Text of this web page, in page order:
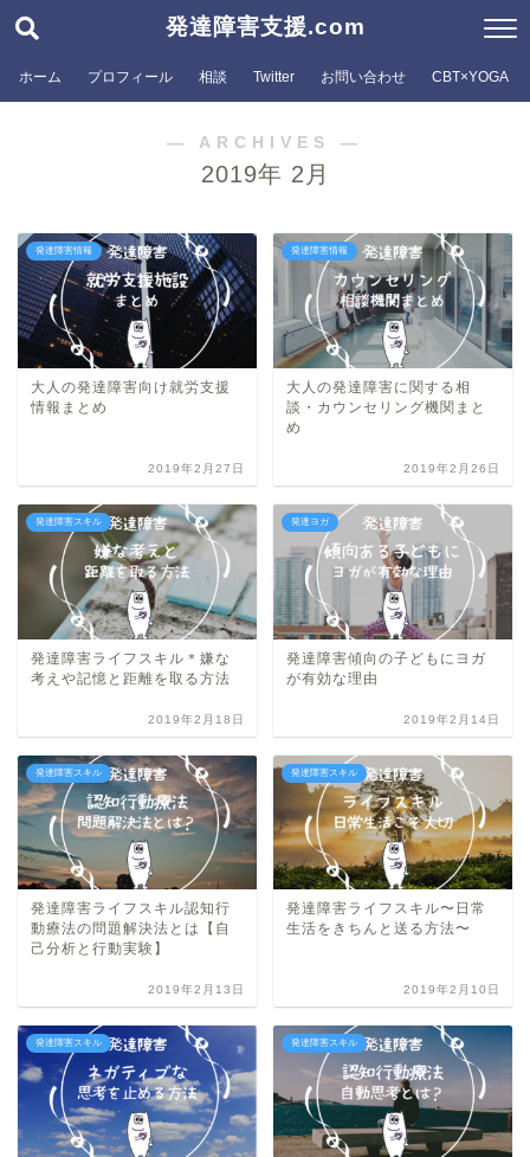
発達障害支援.com
ホーム プロフィール 相談 Twitter お問い合わせ CBT×YOGA
― ARCHIVES ―
2019年 2月
発達障害情報
大人の発達障害向け就労支援
情報まとめ
2019年2月27日
発達障害情報
大人の発達障害に関する相
談・カウンセリング機関まと
め
2019年2月26日
発達障害スキル
発達障害ライフスキル＊嫌な
考えや記憶と距離を取る方法
2019年2月18日
発達ヨガ
発達障害傾向の子どもにヨガ
が有効な理由
2019年2月14日
発達障害スキル
発達障害ライフスキル認知行
動療法の問題解決法とは【自
己分析と行動実験】
2019年2月13日
発達障害スキル
発達障害ライフスキル〜日常
生活をきちんと送る方法〜
2019年2月10日
発達障害スキル 発達障害スキル